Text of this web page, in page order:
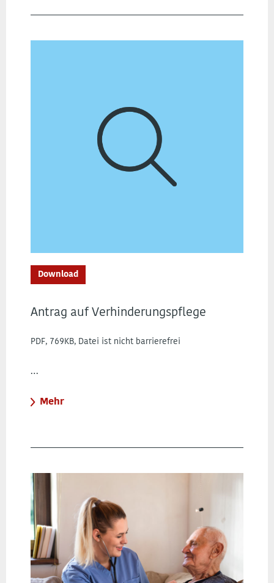
Download
Antrag auf Verhinderungspflege
PDF, 769KB, Datei ist nicht barrierefrei
…
Mehr